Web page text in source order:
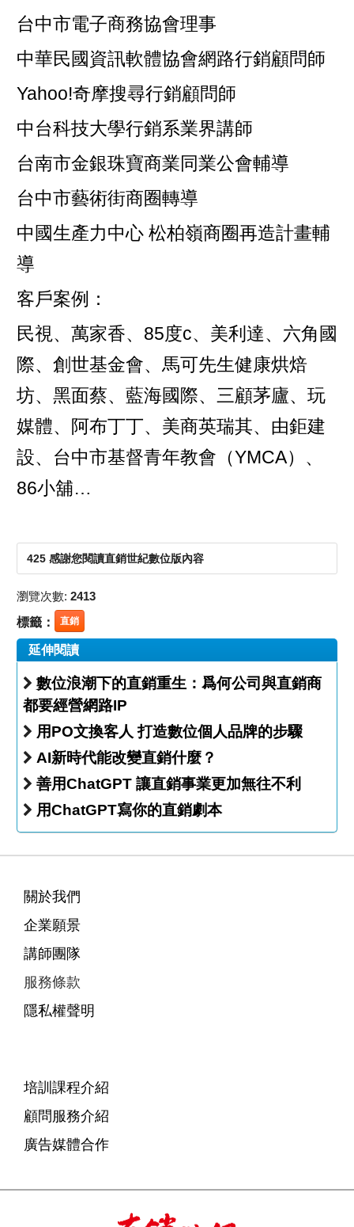
台中市電子商務協會理事
中華民國資訊軟體協會網路行銷顧問師
Yahoo!奇摩搜尋行銷顧問師
中台科技大學行銷系業界講師
台南市金銀珠寶商業同業公會輔導
台中市藝術街商圈轉導
中國生產力中心 松柏嶺商圈再造計畫輔
導
客戶案例：
民視、萬家香、85度c、美利達、六角國
際、創世基金會、馬可先生健康烘焙
坊、黑面蔡、藍海國際、三顧茅廬、玩
媒體、阿布丁丁、美商英瑞其、由鉅建
設、台中市基督青年教會（YMCA）、
86小舖…
425 感謝您閱讀直銷世紀數位版內容
瀏覽次數: 2413
標籤： 直銷
延伸閱讀
數位浪潮下的直銷重生：爲何公司與直銷商
都要經營網路IP
用PO文換客人 打造數位個人品牌的步驟
AI新時代能改變直銷什麼？
善用ChatGPT 讓直銷事業更加無往不利
用ChatGPT寫你的直銷劇本
關於我們
企業願景
講師團隊
服務條款
隱私權聲明
培訓課程介紹
顧問服務介紹
廣告媒體合作